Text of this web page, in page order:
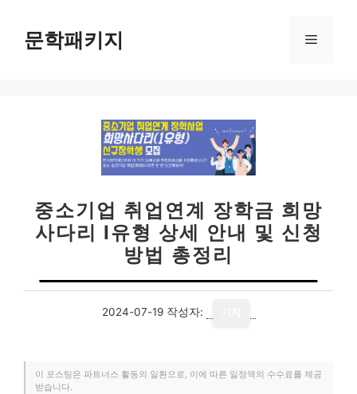
문학패키지 메
중소기업 취업연계 장학금 희망
사다리 I유형 상세 안내 및 신청
방법 총정리
2024-07-19 작성자:
이 포스팅은 파트너스 활동의 일환으로, 이에 따른 일정액의 수수료를 제공
받습니다.